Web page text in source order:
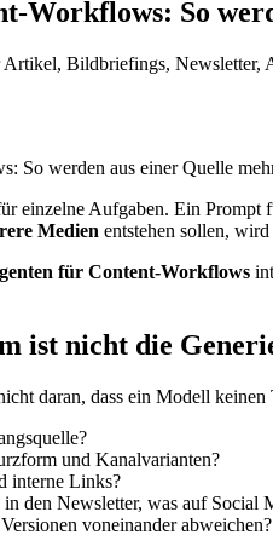
Workflows: So
Bildbriefings, Newsletter,
einzelne Aufgaben. Ein
Medien entstehen sollen,
für Content-Workflows
ist nicht die
daran, dass ein Modell
und Kanalvarianten?
interne Links?
den Newsletter, was auf Social
voneinander abweichen?